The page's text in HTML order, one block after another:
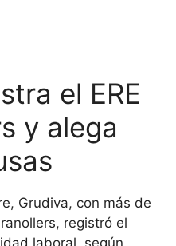
el ERE
y alega
Grudiva, con más de
registró el
laboral, según